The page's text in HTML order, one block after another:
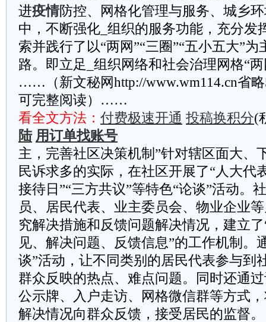
进疫情防控、网格化管理与服务、城乡
中，不断强化_组织的服务功能，充分发
索并践行了以“两网”“三圈”“五小五大”
路。即立足_组织网络和社会治理网格“
……（新文秘网http://www.wm114.cn省
可完整阅读）……
看全文方法： 付费极速开通 投稿换积分(
陆 用订单找账号
主，完善社区决策机制”针对辖区面大、
民诉求多的实际，在社区开展了“人大代
接待日”“三方共议”等特色“论谈”活动。
员、居民代表、业主委员会、物业企业
究解决措施和反馈问题解决情况，建立
见、解决问题、反馈信息”的工作机制。
谈”活动，让不同类别的居民代表参与到
群众反映的热点、难点问题。同时还通
公示牌、入户走访、网格微信群等方式
解决情况向群众反馈，接受居民的监督